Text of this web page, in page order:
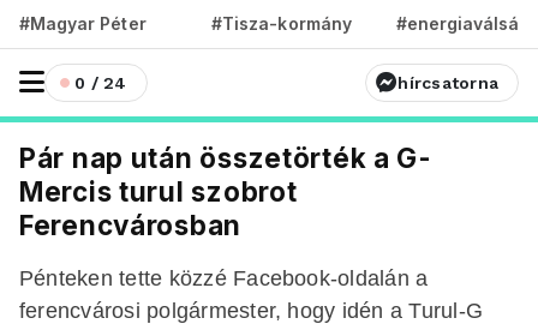
#Magyar Péter #Tisza-kormány #energiaválság
0 / 24 hírcsatorna
Pár nap után összetörték a G-
Mercis turul szobrot
Ferencvárosban
Pénteken tette közzé Facebook-oldalán a
ferencvárosi polgármester, hogy idén a Turul-G